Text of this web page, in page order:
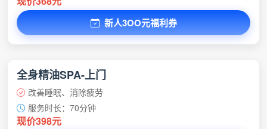
新人3OO元福利券
全身精油SPA-上门
改善睡眠、消除疲劳
服务时长：70分钟
现价398元